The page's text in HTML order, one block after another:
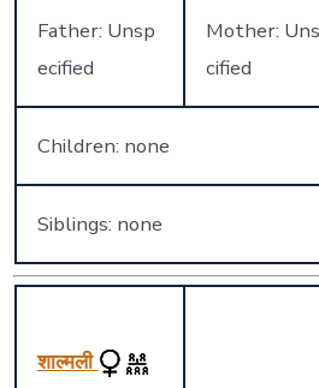
Father: Unsp
ecified
Mother:
cified
Children: none
Siblings: none
शाल्मली